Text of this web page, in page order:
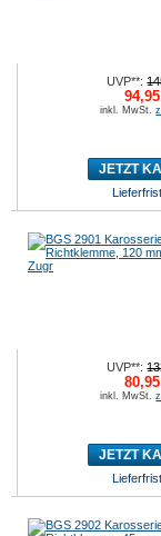
UVP**:
inkl. MwSt.
JETZT
UVP**:
inkl. MwSt.
JETZT